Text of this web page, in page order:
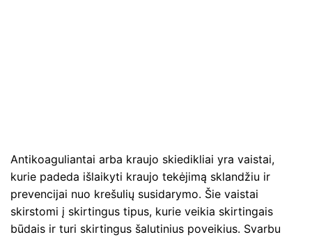
Antikoaguliantai arba kraujo skiedikliai yra vaistai,
kurie padeda išlaikyti kraujo tekėjimą sklandžiu ir
prevencijai nuo krešulių susidarymo. Šie vaistai
skirstomi į skirtingus tipus, kurie veikia skirtingais
būdais ir turi skirtingus šalutinius poveikius. Svarbu